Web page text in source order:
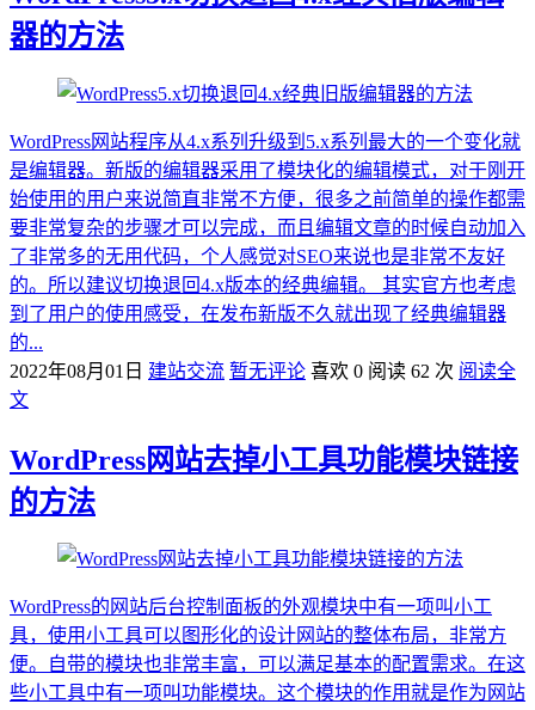
器的方法
WordPress网站程序从4.x系列升级到5.x系列最大的一个变化就
是编辑器。新版的编辑器采用了模块化的编辑模式，对于刚开
始使用的用户来说简直非常不方便，很多之前简单的操作都需
要非常复杂的步骤才可以完成，而且编辑文章的时候自动加入
了非常多的无用代码，个人感觉对SEO来说也是非常不友好
的。所以建议切换退回4.x版本的经典编辑。 其实官方也考虑
到了用户的使用感受，在发布新版不久就出现了经典编辑器
的...
2022年08月01日 建站交流 暂无评论 喜欢 0 阅读 62 次 阅读全
文
WordPress网站去掉小工具功能模块链接
的方法
WordPress的网站后台控制面板的外观模块中有一项叫小工
具，使用小工具可以图形化的设计网站的整体布局，非常方
便。自带的模块也非常丰富，可以满足基本的配置需求。在这
些小工具中有一项叫功能模块。这个模块的作用就是作为网站